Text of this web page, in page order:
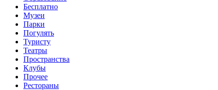
Бесплатно
Музеи
Парки
Погулять
Туристу
Театры
Пространства
Клубы
Прочее
Рестораны